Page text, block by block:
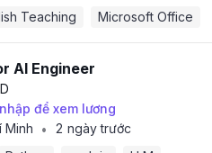
Teaching Microsoft Office
AI Engineer
để xem lương
Minh
•
2 ngày trước